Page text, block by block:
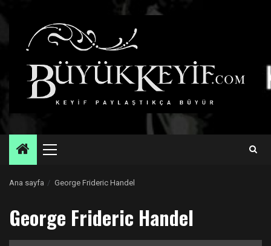
Primary
Ana sayfa George Frideric Handel
George Frideric Handel